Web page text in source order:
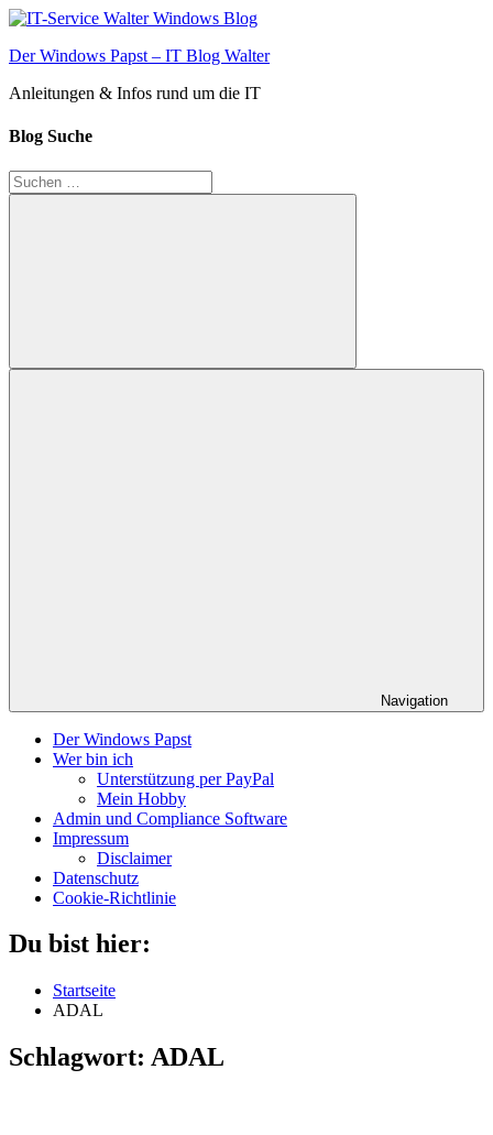
Zum
springen
Der Windows Papst – IT Blog Walter
Anleitungen & Infos rund um die IT
Blog Suche
Suchen
nach:
Suchen
Navigation
Der Windows Papst
Wer bin ich
Unterstützung per PayPal
Mein Hobby
Admin und Compliance Software
Impressum
Disclaimer
Datenschutz
Cookie-Richtlinie
Du bist hier:
Startseite
ADAL
Schlagwort: ADAL